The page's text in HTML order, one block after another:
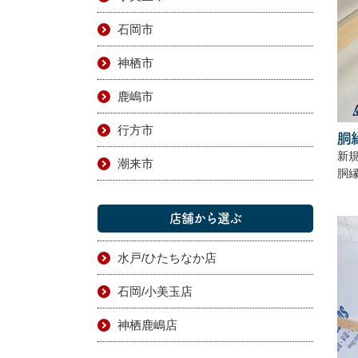
胴
新
胴
石岡市
神栖市
鹿嶋市
行方市
潮来市
店舗から選ぶ
水戸/ひたちなか店
石岡/小美玉店
神栖鹿嶋店